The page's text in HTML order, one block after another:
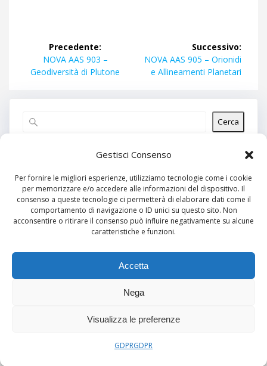
Gestisci Consenso
Per fornire le migliori esperienze, utilizziamo tecnologie come i cookie
per memorizzare e/o accedere alle informazioni del dispositivo. Il
consenso a queste tecnologie ci permetterà di elaborare dati come il
comportamento di navigazione o ID unici su questo sito. Non
acconsentire o ritirare il consenso può influire negativamente su alcune
caratteristiche e funzioni.
Accetta
Nega
Visualizza le preferenze
GDPRGDPR
Navigazione
articoli
Precedente:
Articolo
precedente:
NOVA AAS 903 –
Geodiversità di Plutone
Successivo:
Articolo
successivo:
NOVA AAS 905 – Orionidi
e Allineamenti Planetari
Cerca
Articoli recenti
Commenti recenti
Nessun commento da mostrare.
Nessun archivio da mostrare.
Categorie
Nessuna categoria